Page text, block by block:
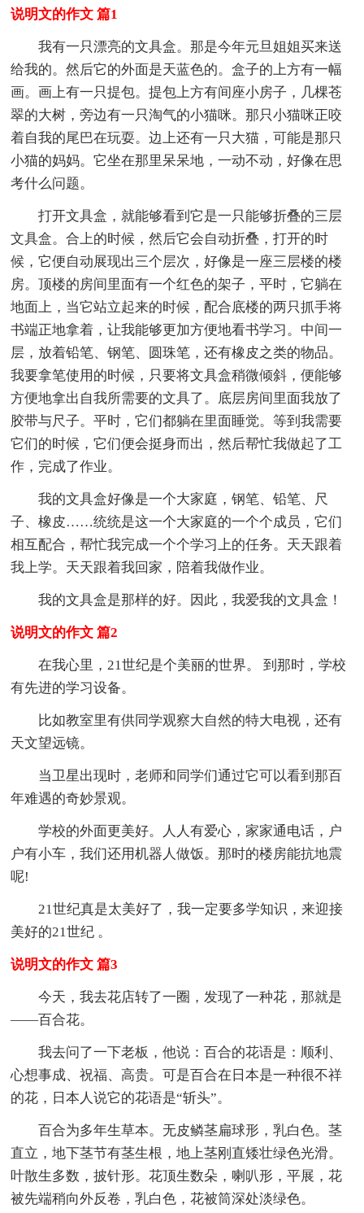
说明文的作文 篇1
我有一只漂亮的文具盒。那是今年元旦姐姐买来送
给我的。然后它的外面是天蓝色的。盒子的上方有一幅
画。画上有一只提包。提包上方有间座小房子，几棵苍
翠的大树，旁边有一只淘气的小猫咪。那只小猫咪正咬
着自我的尾巴在玩耍。边上还有一只大猫，可能是那只
小猫的妈妈。它坐在那里呆呆地，一动不动，好像在思
考什么问题。
打开文具盒，就能够看到它是一只能够折叠的三层
文具盒。合上的时候，然后它会自动折叠，打开的时
候，它便自动展现出三个层次，好像是一座三层楼的楼
房。顶楼的房间里面有一个红色的架子，平时，它躺在
地面上，当它站立起来的时候，配合底楼的两只抓手将
书端正地拿着，让我能够更加方便地看书学习。中间一
层，放着铅笔、钢笔、圆珠笔，还有橡皮之类的物品。
我要拿笔使用的时候，只要将文具盒稍微倾斜，便能够
方便地拿出自我所需要的文具了。底层房间里面我放了
胶带与尺子。平时，它们都躺在里面睡觉。等到我需要
它们的时候，它们便会挺身而出，然后帮忙我做起了工
作，完成了作业。
我的文具盒好像是一个大家庭，钢笔、铅笔、尺
子、橡皮……统统是这一个大家庭的一个个成员，它们
相互配合，帮忙我完成一个个学习上的任务。天天跟着
我上学。天天跟着我回家，陪着我做作业。
我的文具盒是那样的好。因此，我爱我的文具盒！
说明文的作文 篇2
在我心里，21世纪是个美丽的世界。 到那时，学校
有先进的学习设备。
比如教室里有供同学观察大自然的特大电视，还有
天文望远镜。
当卫星出现时，老师和同学们通过它可以看到那百
年难遇的奇妙景观。
学校的外面更美好。人人有爱心，家家通电话，户
户有小车，我们还用机器人做饭。那时的楼房能抗地震
呢!
21世纪真是太美好了，我一定要多学知识，来迎接
美好的21世纪 。
说明文的作文 篇3
今天，我去花店转了一圈，发现了一种花，那就是
——百合花。
我去问了一下老板，他说：百合的花语是：顺利、
心想事成、祝福、高贵。可是百合在日本是一种很不祥
的花，日本人说它的花语是“斩头”。
百合为多年生草本。无皮鳞茎扁球形，乳白色。茎
直立，地下茎节有茎生根，地上茎刚直矮壮绿色光滑。
叶散生多数，披针形。花顶生数朵，喇叭形，平展，花
被先端稍向外反卷，乳白色，花被筒深处淡绿色。